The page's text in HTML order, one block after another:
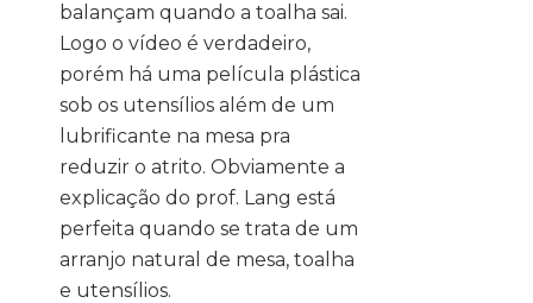
balançam quando a toalha sai.
Logo o vídeo é verdadeiro,
porém há uma película plástica
sob os utensílios além de um
lubrificante na mesa pra
reduzir o atrito. Obviamente a
explicação do prof. Lang está
perfeita quando se trata de um
arranjo natural de mesa, toalha
e utensílios.